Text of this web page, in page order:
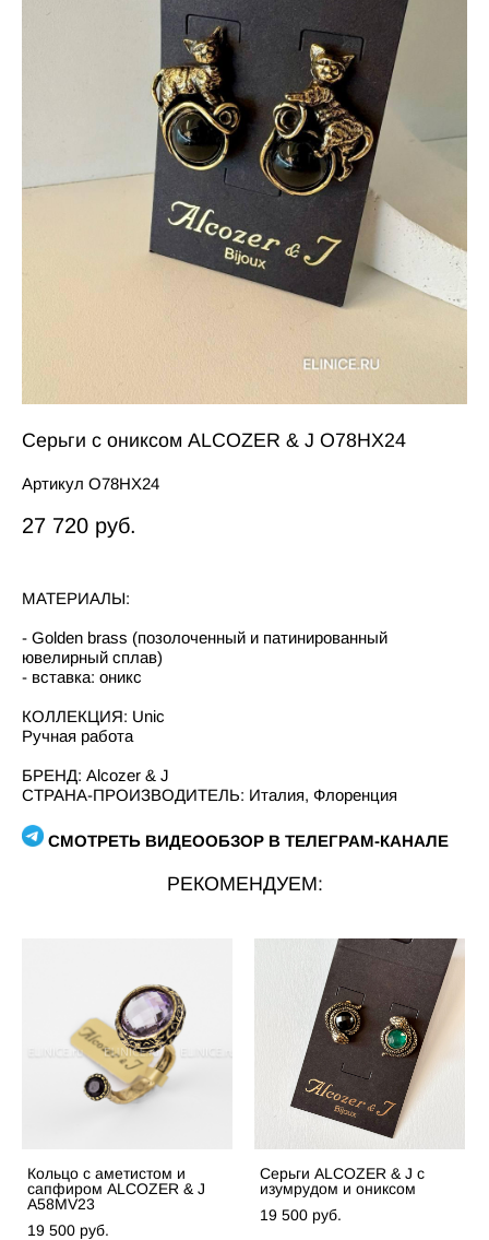
Серьги с ониксом ALCOZER & J O78HX24
Артикул O78HX24
27 720 pуб.
МАТЕРИАЛЫ:
- Golden brass (позолоченный и патинированный
ювелирный сплав)
- вставка: оникс
КОЛЛЕКЦИЯ: Unic
Ручная работа
БРЕНД: Alcozer & J
СТРАНА-ПРОИЗВОДИТЕЛЬ: Италия, Флоренция
СМОТРЕТЬ ВИДЕООБЗОР В ТЕЛЕГРАМ-КАНАЛЕ
РЕКОМЕНДУЕМ:
Кольцо с аметистом и
сапфиром ALCOZER & J
A58MV23
19 500 pуб.
Серьги ALCOZER & J с
изумрудом и ониксом
19 500 pуб.